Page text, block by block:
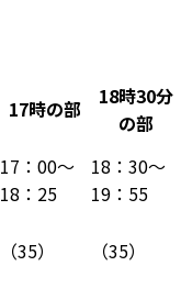
17時の部
18時30分
の部
17：00～
18：25
18：30～
19：55
（35）
（35）